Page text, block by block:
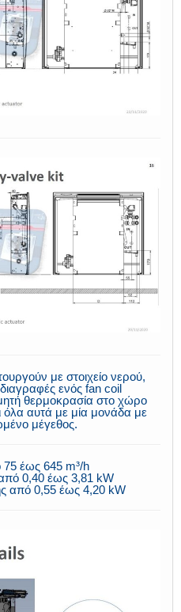
με στοιχείο νερού,
ενός fan coil
θερμοκρασία στο χώρο
αυτά με μία μονάδα με
μέγεθος.
έως 645 m³/h
0,40 έως 3,81 kW
από 0,55 έως 4,20 kW